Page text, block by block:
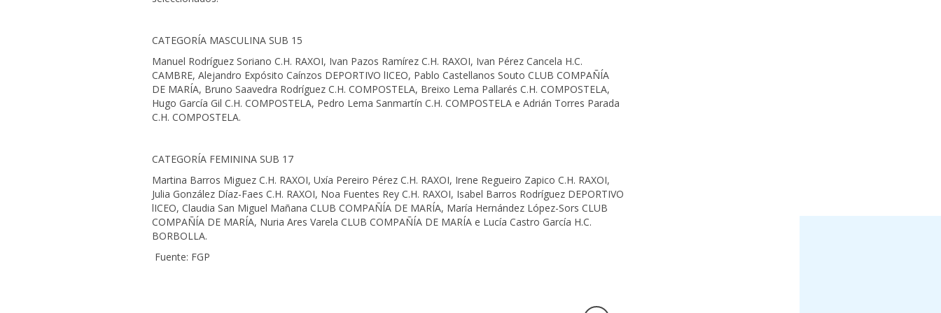
CATEGORÍA MASCULINA SUB 15
Manuel Rodríguez Soriano C.H. RAXOI, Ivan Pazos Ramírez C.H. RAXOI, Ivan Pérez Cancela H.C.
CAMBRE, Alejandro Expósito Caínzos DEPORTIVO lICEO, Pablo Castellanos Souto CLUB COMPAÑÍA
DE MARÍA, Bruno Saavedra Rodríguez C.H. COMPOSTELA, Breixo Lema Pallarés C.H. COMPOSTELA,
Hugo García Gil C.H. COMPOSTELA, Pedro Lema Sanmartín C.H. COMPOSTELA e Adrián Torres Parada
C.H. COMPOSTELA.
CATEGORÍA FEMININA SUB 17
Martina Barros Miguez C.H. RAXOI, Uxía Pereiro Pérez C.H. RAXOI, Irene Regueiro Zapico C.H. RAXOI,
Julia González Díaz-Faes C.H. RAXOI, Noa Fuentes Rey C.H. RAXOI, Isabel Barros Rodríguez DEPORTIVO
lICEO, Claudia San Miguel Mañana CLUB COMPAÑÍA DE MARÍA, María Hernández López-Sors CLUB
COMPAÑÍA DE MARÍA, Nuria Ares Varela CLUB COMPAÑÍA DE MARÍA e Lucía Castro García H.C.
BORBOLLA.
Fuente: FGP